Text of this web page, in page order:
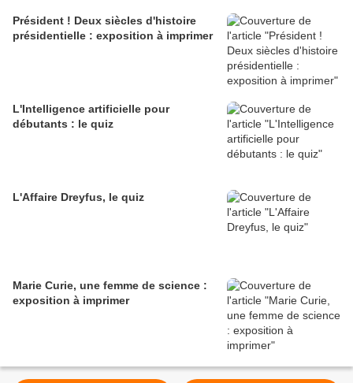
Président ! Deux siècles d'histoire
présidentielle : exposition à imprimer
L'Intelligence artificielle pour
débutants : le quiz
L'Affaire Dreyfus, le quiz
Marie Curie, une femme de science :
exposition à imprimer